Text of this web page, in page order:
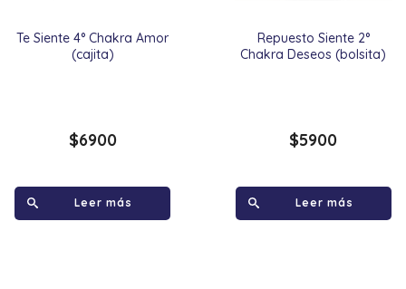
Te Siente 4° Chakra Amor
(cajita)
$6900
Leer más
Repuesto Siente 2°
Chakra Deseos (bolsita)
$5900
Leer más